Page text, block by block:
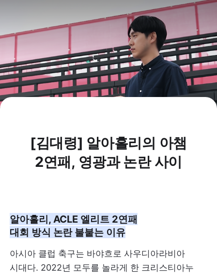
[김대령] 알아흘리의 아챔
2연패, 영광과 논란 사이
알아흘리, ACLE 엘리트 2연패
대회 방식 논란 불붙는 이유
아시아 클럽 축구는 바야흐로 사우디아라비아
시대다. 2022년 모두를 놀라게 한 크리스티아누